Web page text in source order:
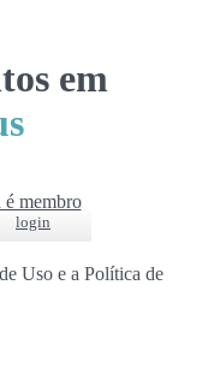
em
é membro
login
Uso e a Política de